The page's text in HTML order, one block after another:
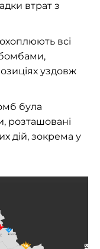
втрат з
всі
уздовж
була
розташовані
дій, зокрема у